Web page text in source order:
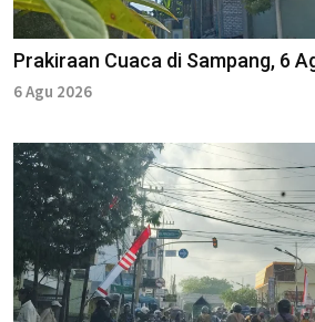
Prakiraan Cuaca di Sampang, 6
6 Agu 2026